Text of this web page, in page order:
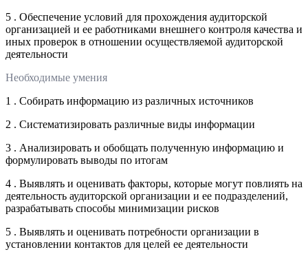
5 . Обеспечение условий для прохождения аудиторской
организацией и ее работниками внешнего контроля качества и
иных проверок в отношении осуществляемой аудиторской
деятельности
Необходимые умения
1 . Собирать информацию из различных источников
2 . Систематизировать различные виды информации
3 . Анализировать и обобщать полученную информацию и
формулировать выводы по итогам
4 . Выявлять и оценивать факторы, которые могут повлиять на
деятельность аудиторской организации и ее подразделений,
разрабатывать способы минимизации рисков
5 . Выявлять и оценивать потребности организации в
установлении контактов для целей ее деятельности